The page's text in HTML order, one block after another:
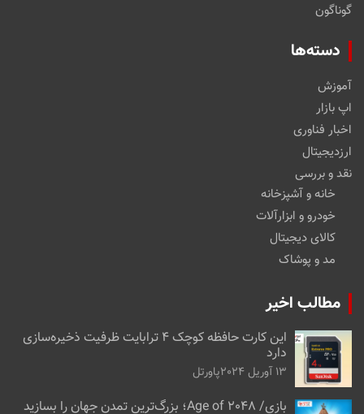
گوناگون
دسته‌ها
آموزش
اپ بازار
اخبار فناوری
ارزدیجیتال
نقد و بررسی
خانه و آشپزخانه
خودرو و ابزارآلات
کالای دیجیتال
مد و پوشاک
مطالب اخیر
این کارت حافظه کوچک ۴ ترابایت ظرفیت ذخیره‌سازی
دارد
13 آوریل 2024 پاورتل
بازی/ Age of 2048؛ بزرگ‌ترین تمدن جهان را بسازید